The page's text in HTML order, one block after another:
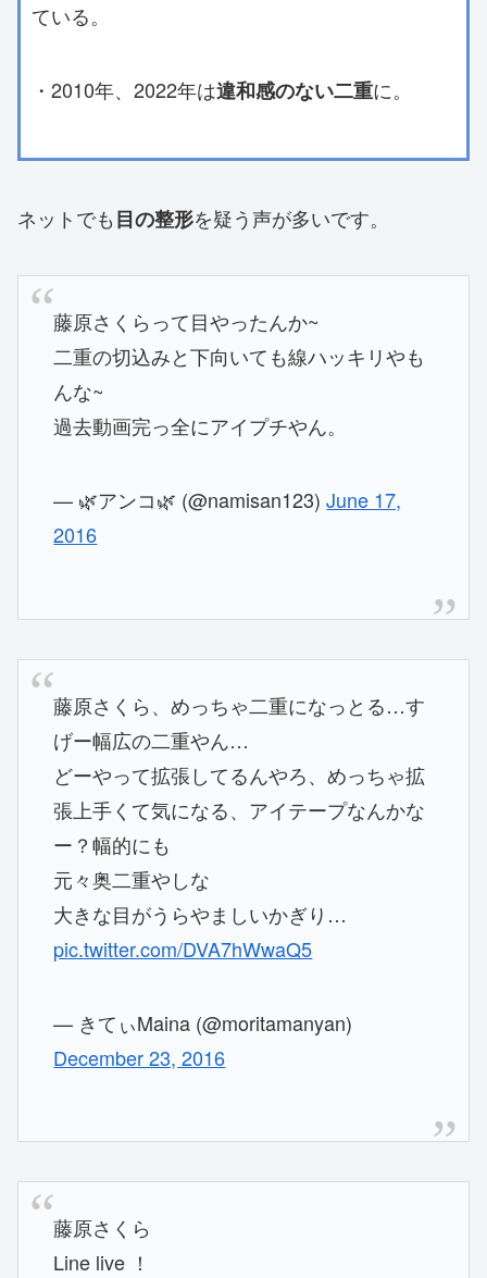
ている。
・2010年、2022年は違和感のない二重に。
ネットでも目の整形を疑う声が多いです。
藤原さくらって目やったんか~
二重の切込みと下向いても線ハッキリやも
んな~
過去動画完っ全にアイプチやん。
— 🌿アンコ🌿 (@namisan123)June 17,
2016
藤原さくら、めっちゃ二重になっとる…す
げー幅広の二重やん…
どーやって拡張してるんやろ、めっちゃ拡
張上手くて気になる、アイテープなんかな
ー？幅的にも
元々奥二重やしな
大きな目がうらやましいかぎり…
pic.twitter.com/DVA7hWwaQ5
— きてぃMaina (@moritamanyan)
December 23, 2016
藤原さくら
Line live ！